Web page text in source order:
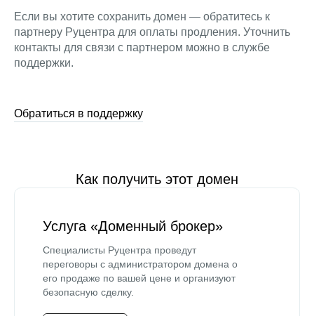
Если вы хотите сохранить домен — обратитесь к
партнеру Руцентра для оплаты продления. Уточнить
контакты для связи с партнером можно в службе
поддержки.
Обратиться в поддержку
Как получить этот домен
Услуга «Доменный брокер»
Специалисты Руцентра проведут
переговоры с администратором домена о
его продаже по вашей цене и организуют
безопасную сделку.